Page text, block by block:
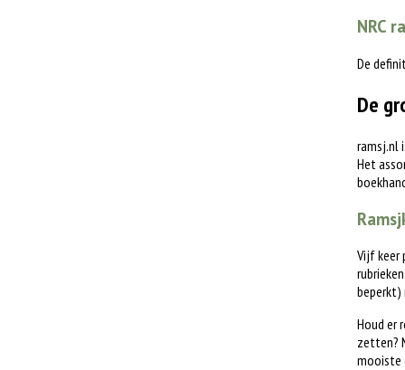
NRC
De
De
ramsj.nl
Het
Vijf keer
beperkt)
Houd er
zetten?
mooiste